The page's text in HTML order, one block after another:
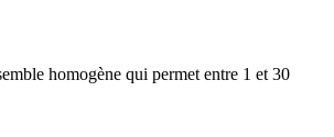
homogène qui permet entre 1 et 30